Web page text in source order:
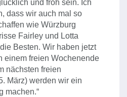
und froh sein. Ich
dass wir auch mal so
wie Würzburg
Fairley und Lotta
Besten. Wir haben jetzt
einem freien Wochenende
nächsten freien
März) werden wir ein
machen.“